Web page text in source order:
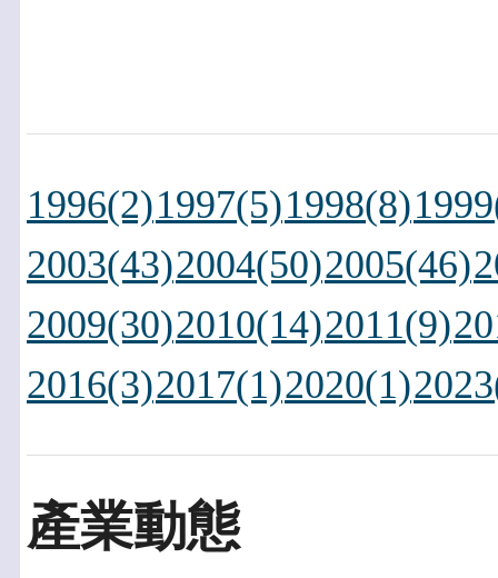
1996(2)1997(5)1998(8)
2003(43)2004(50)2005(46)
2009(30)2010(14)2011(9)
2016(3)2017(1)2020(1)
產業動態